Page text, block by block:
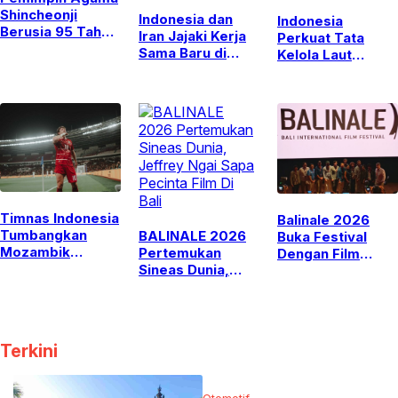
Shincheonji
Berusia 95 Tahun
Indonesia dan
Iran Jajaki Kerja
Sama Baru di
Indonesia
Perkuat Tata
Kelola Laut
Timnas Indonesia
Tumbangkan
Mozambik
BALINALE 2026
Pertemukan
Sineas Dunia,
Balinale 2026
Buka Festival
Dengan Film
Terkini